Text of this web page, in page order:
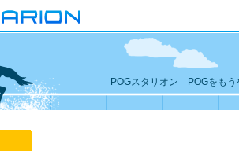
POGスタリオン POGをもう